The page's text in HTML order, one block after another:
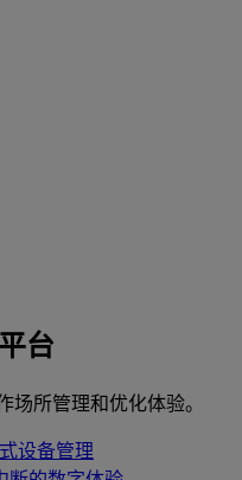
台
场所管理和优化体验。
设备管理